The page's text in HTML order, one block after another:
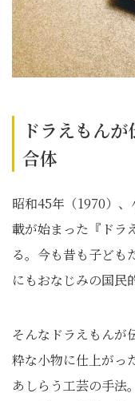
ドラえもん
合体
昭和45年（1970）
載が始まった『ドラ
る。今も昔も子ども
にもおなじみの国民
そんなドラえもんが
粋な小物に仕上がっ
あしらう工芸の手法